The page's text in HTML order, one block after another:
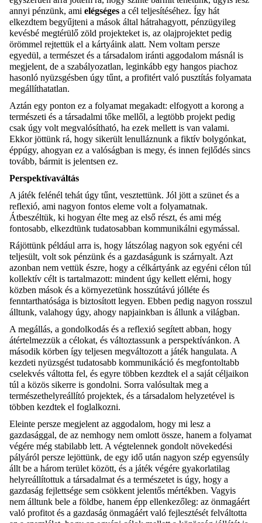
annyi pénzünk, ami elégséges a cél teljesítéséhez. Így hát
elkezdtem begyűjteni a mások által hátrahagyott, pénzügyileg
kevésbé megtérülő zöld projekteket is, az olajprojektet pedig
örömmel rejtettük el a kártyáink alatt. Nem voltam persze
egyedül, a természet és a társadalom iránti aggodalom másnál is
megjelent, de a szabályozatlan, leginkább egy hangos piachoz
hasonló nyüzsgésben úgy tűnt, a profitért való pusztítás folyamata
megállíthatatlan.
Aztán egy ponton ez a folyamat megakadt: elfogyott a korong a
természeti és a társadalmi tőke mellől, a legtöbb projekt pedig
csak úgy volt megvalósítható, ha ezek mellett is van valami.
Ekkor jöttünk rá, hogy sikerült lenulláznunk a fiktív bolygónkat,
éppúgy, ahogyan ez a valóságban is megy, és innen fejlődés sincs
tovább, bármit is jelentsen ez.
Perspektívaváltás
A játék felénél tehát úgy tűnt, vesztettünk. Jól jött a szünet és a
reflexió, ami nagyon fontos eleme volt a folyamatnak.
Átbeszéltük, ki hogyan élte meg az első részt, és ami még
fontosabb, elkezdtünk tudatosabban kommunikálni egymással.
Rájöttünk például arra is, hogy látszólag nagyon sok egyéni cél
teljesült, volt sok pénzünk és a gazdaságunk is szárnyalt. Azt
azonban nem vettük észre, hogy a célkártyánk az egyéni célon túl
kollektív célt is tartalmazott: mindent úgy kellett elérni, hogy
közben mások és a környezetünk hosszútávú jólléte és
fenntarthatósága is biztosított legyen. Ebben pedig nagyon rosszul
álltunk, valahogy úgy, ahogy napjainkban is állunk a világban.
A megállás, a gondolkodás és a reflexió segített abban, hogy
átértelmezzük a célokat, és változtassunk a perspektívánkon. A
második körben így teljesen megváltozott a játék hangulata. A
kezdeti nyüzsgést tudatosabb kommunikáció és megfontoltabb
cselekvés váltotta fel, és egyre többen kezdtek el a saját céljaikon
túl a közös sikerre is gondolni. Sorra valósultak meg a
természethelyreállító projektek, és a társadalom helyzetével is
többen kezdtek el foglalkozni.
Eleinte persze megjelent az aggodalom, hogy mi lesz a
gazdasággal, de az nemhogy nem omlott össze, hanem a folyamat
végére még stabilabb lett. A végtelennek gondolt növekedési
pályáról persze lejöttünk, de egy idő után nagyon szép egyensúly
állt be a három terület között, és a játék végére gyakorlatilag
helyreállítottuk a társadalmat és a természetet is úgy, hogy a
gazdaság fejlettsége sem csökkent jelentős mértékben. Vagyis
nem álltunk bele a földbe, hanem épp ellenkezőleg: az önmagáért
való profitot és a gazdaság önmagáért való fejlesztését felváltotta